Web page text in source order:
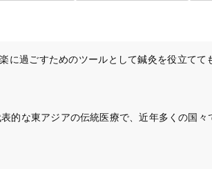
に過ごすためのツールとして鍼灸を役立て
的な東アジアの伝統医療で、近年多くの国